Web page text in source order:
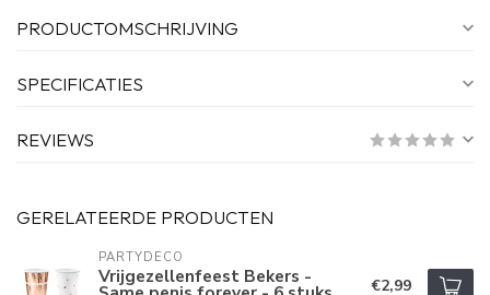
PRODUCTOMSCHRIJVING
SPECIFICATIES
REVIEWS
GERELATEERDE PRODUCTEN
PARTYDECO
Vrijgezellenfeest Bekers - €2,99